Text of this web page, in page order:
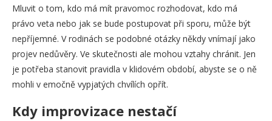
Mluvit o tom, kdo má mít pravomoc rozhodovat, kdo má
právo veta nebo jak se bude postupovat při sporu, může být
nepříjemné. V rodinách se podobné otázky někdy vnímají jako
projev nedůvěry. Ve skutečnosti ale mohou vztahy chránit. Jen
je potřeba stanovit pravidla v klidovém období, abyste se o ně
mohli v emočně vypjatých chvílích opřít.
Kdy improvizace nestačí